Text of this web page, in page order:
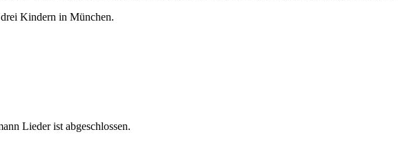
Kindern in München.
Lieder ist abgeschlossen.